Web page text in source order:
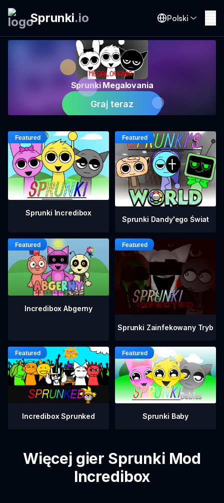
Sprunki.io Polski
Sprunki Megalovania
Graj teraz
Sprunki Incredibox
Sprunki Dandy'ego Świat
Incredibox Abgerny
Sprunki Zainfekowany Tryb
Incredibox Sprunked Sprunki Baby
Więcej gier Sprunki Mod
Incredibox